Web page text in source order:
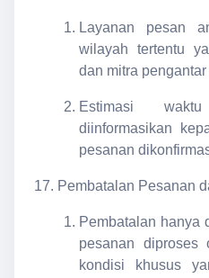
Layanan pesan
wilayah tertentu
dan mitra
Estimasi
diinformasikan
pesanan
Pembatalan Pesanan
Pembatalan hanya
pesanan diproses
kondisi khusus